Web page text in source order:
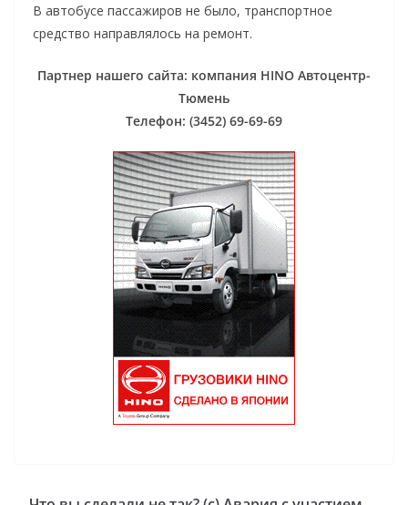
В автобусе пассажиров не было, транспортное
средство направлялось на ремонт.
Партнер нашего сайта: компания HINO Автоцентр-
Тюмень
Телефон: (3452) 69-69-69